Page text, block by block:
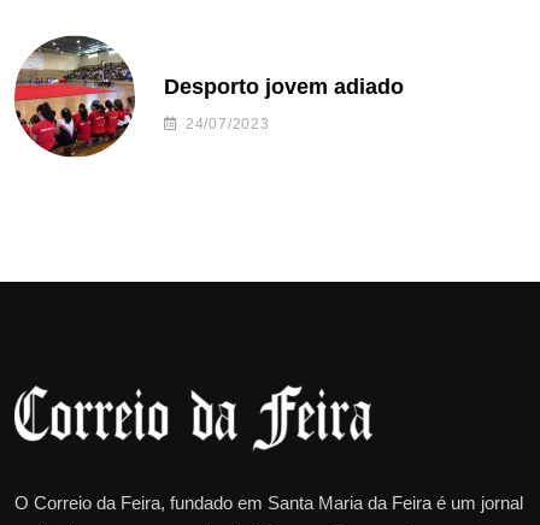
Desporto jovem adiado
24/07/2023
O Correio da Feira, fundado em Santa Maria da Feira é um jornal